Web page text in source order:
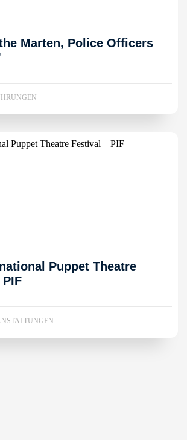
Marten, Police Officers
Puppet Theatre